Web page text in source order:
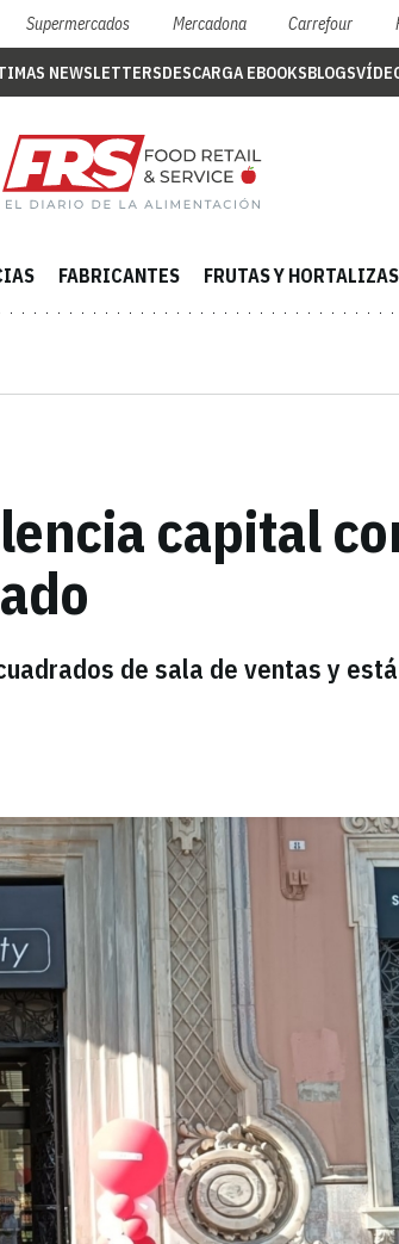
Supermercados Mercadona Carrefour
NEWSLETTERSDESCARGA EBOOKSBLOGS
FABRICANTES FRUTAS Y HORTALIZAS
capital
de sala de ventas y está